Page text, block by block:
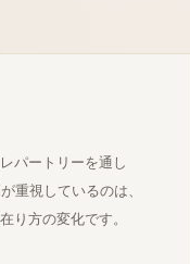
パートリーを通し
重視しているのは、
り方の変化です。